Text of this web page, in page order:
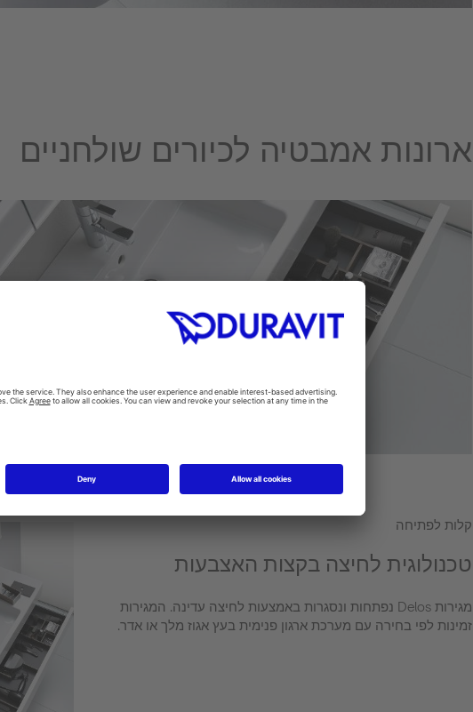
ארונות אמבטיה לכיורים שולחניים
קלות לפתיחה
טכנולוגית לחיצה בקצות האצבעות
מגירות Delos נפתחות ונסגרות באמצעות לחיצה עדינה. המגירות
זמינות לפי בחירה עם מערכת ארגון פנימית בעץ אגוז מלך או אדר.